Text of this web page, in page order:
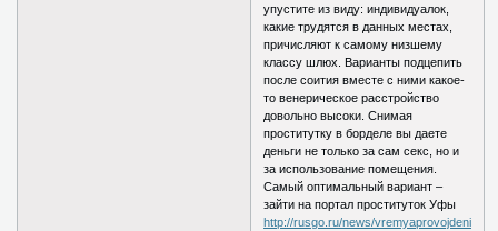
упустите из виду: индивидуалок,
какие трудятся в данных местах,
причисляют к самому низшему
классу шлюх. Варианты подцепить
после соития вместе с ними какое-
то венерическое расстройство
довольно высоки. Снимая
проститутку в борделе вы даете
деньги не только за сам секс, но и
за использование помещения.
Самый оптимальный вариант –
зайти на портал проституток Уфы
http://rusgo.ru/news/vremyaprovojdenie_